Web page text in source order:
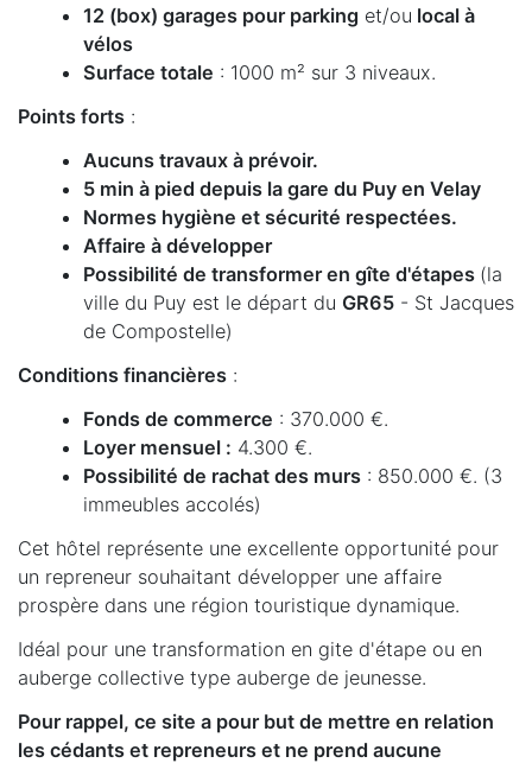
12 (box) garages pour parking et/ou local à
vélos
Surface totale : 1000 m² sur 3 niveaux.
Points forts :
Aucuns travaux à prévoir.
5 min à pied depuis la gare du Puy en Velay
Normes hygiène et sécurité respectées.
Affaire à développer
Possibilité de transformer en gîte d'étapes (la
ville du Puy est le départ du GR65 - St Jacques
de Compostelle)
Conditions financières :
Fonds de commerce : 370.000 €.
Loyer mensuel : 4.300 €.
Possibilité de rachat des murs : 850.000 €. (3
immeubles accolés)
Cet hôtel représente une excellente opportunité pour
un repreneur souhaitant développer une affaire
prospère dans une région touristique dynamique.
Idéal pour une transformation en gite d'étape ou en
auberge collective type auberge de jeunesse.
Pour rappel, ce site a pour but de mettre en relation
les cédants et repreneurs et ne prend aucune